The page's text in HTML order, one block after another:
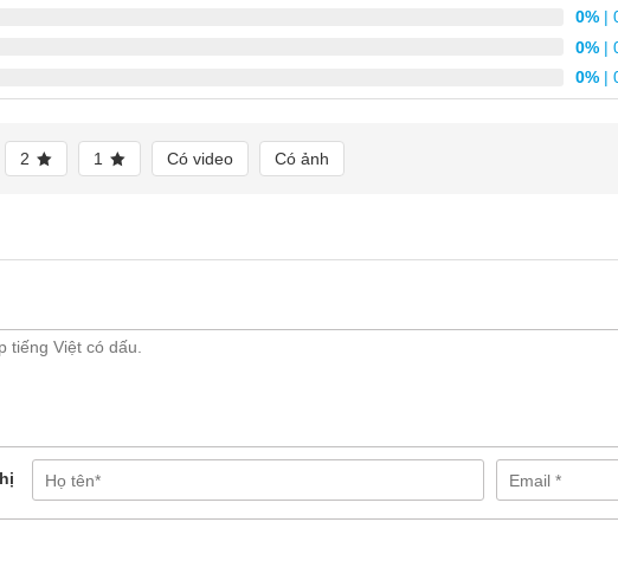
lượng cao cấp, hợp thời trang
0% |
0% |
0% |
2 1 Có video Có ảnh